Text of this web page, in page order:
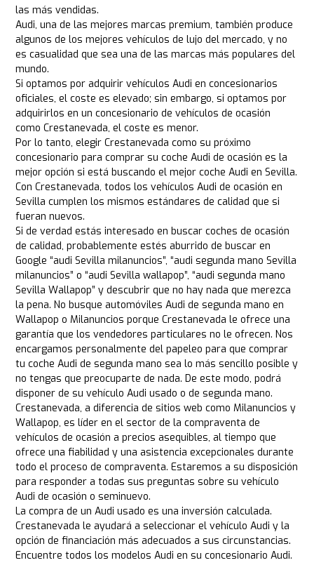
las más vendidas.
Audi, una de las mejores marcas premium, también produce
algunos de los mejores vehículos de lujo del mercado, y no
es casualidad que sea una de las marcas más populares del
mundo.
Si optamos por adquirir vehículos Audi en concesionarios
oficiales, el coste es elevado; sin embargo, si optamos por
adquirirlos en un concesionario de vehículos de ocasión
como Crestanevada, el coste es menor.
Por lo tanto, elegir Crestanevada como su próximo
concesionario para comprar su coche Audi de ocasión es la
mejor opción si está buscando el mejor coche Audi en Sevilla.
Con Crestanevada, todos los vehículos Audi de ocasión en
Sevilla cumplen los mismos estándares de calidad que si
fueran nuevos.
Si de verdad estás interesado en buscar coches de ocasión
de calidad, probablemente estés aburrido de buscar en
Google “audi Sevilla milanuncios”, “audi segunda mano Sevilla
milanuncios” o “audi Sevilla wallapop”, “audi segunda mano
Sevilla Wallapop” y descubrir que no hay nada que merezca
la pena. No busque automóviles Audi de segunda mano en
Wallapop o Milanuncios porque Crestanevada le ofrece una
garantía que los vendedores particulares no le ofrecen. Nos
encargamos personalmente del papeleo para que comprar
tu coche Audi de segunda mano sea lo más sencillo posible y
no tengas que preocuparte de nada. De este modo, podrá
disponer de su vehículo Audi usado o de segunda mano.
Crestanevada, a diferencia de sitios web como Milanuncios y
Wallapop, es líder en el sector de la compraventa de
vehículos de ocasión a precios asequibles, al tiempo que
ofrece una fiabilidad y una asistencia excepcionales durante
todo el proceso de compraventa. Estaremos a su disposición
para responder a todas sus preguntas sobre su vehículo
Audi de ocasión o seminuevo.
La compra de un Audi usado es una inversión calculada.
Crestanevada le ayudará a seleccionar el vehículo Audi y la
opción de financiación más adecuados a sus circunstancias.
Encuentre todos los modelos Audi en su concesionario Audi.